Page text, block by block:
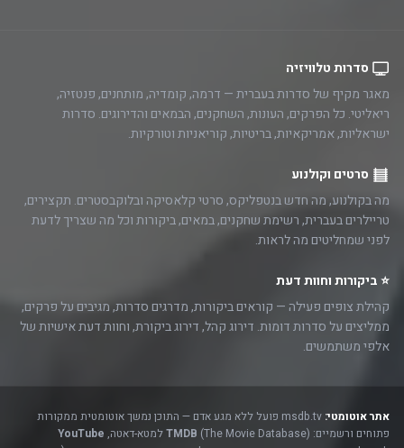
סדרות טלוויזיה
מאגר מקיף של סדרות בעברית — דרמה, קומדיה, מותחנים, פנטזיה,
ריאליטי. כל הפרקים, העונות, השחקנים, הבמאים והדירוגים. סדרות
ישראליות, אמריקאיות, בריטיות, קוריאניות וטורקיות.
סרטים וקולנוע
מה בקולנוע, מה חדש בנטפליקס, סרטי קלאסיקה ובלוקבסטרים. תקצירים,
טריילרים בעברית, רשימת שחקנים, במאים, ביקורות וכל מה שצריך לדעת
לפני שמחליטים מה לראות.
⭐ ביקורות וחוות דעת
קהילת צופים פעילה — קוראים ביקורות, מדרגים סדרות, מגיבים על פרקים,
ממליצים על סדרות דומות. דירוג קהל, דירוג ביקורת, וחוות דעת אישיות של
אלפי משתמשים.
אתר אוטומטי:
msdb.tv פועל ללא מגע אדם — התוכן נמשך אוטומטית ממקורות
פתוחים ורשמיים:
TMDB (The Movie Database) למטא-דאטה,
YouTube